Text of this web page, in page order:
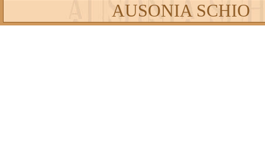
AUSONIA SCHIO